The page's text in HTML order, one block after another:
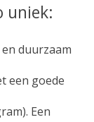
uniek:
duurzaam
een goede
Een